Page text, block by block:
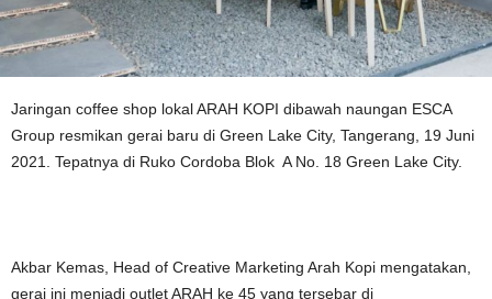
Jaringan coffee shop lokal ARAH KOPI dibawah naungan ESCA
Group resmikan gerai baru di Green Lake City, Tangerang, 19 Juni
2021. Tepatnya di Ruko Cordoba Blok A No. 18 Green Lake City.
Akbar Kemas, Head of Creative Marketing Arah Kopi mengatakan,
gerai ini menjadi outlet ARAH ke 45 yang tersebar di